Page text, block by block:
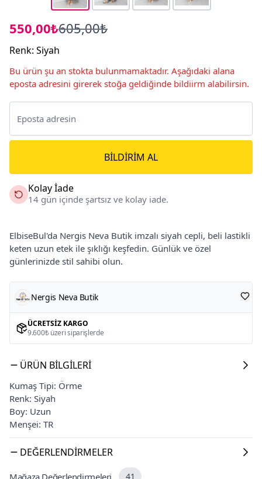
550,00₺605,00₺
Renk: Siyah
Bu ürün şu an stokta bulunmamaktadır. Aşağıdaki alana
eposta adresini girerek stoğa geldiğinde bildiirm alabilirsin.
BILDIRIM AL
Kolay İade
14 gün içinde şartsız ve kolay iade.
ElbiseBul'da Nergis Neva Butik imzalı siyah cepli, beli lastikli
keten uzun etek ile şıklığı keşfedin. Günlük ve özel
günlerinizde stil sahibi olun.
Nergis Neva Butik
ÜCRETSIZ KARGO
9.600₺ üzeri siparişlerde
ÜRÜN BILGILERI
Kumaş Tipi: Örme
Renk: Siyah
Boy: Uzun
Menşei: TR
DEĞERLENDIRMELER
Mağaza Değerlendirmeleri 41